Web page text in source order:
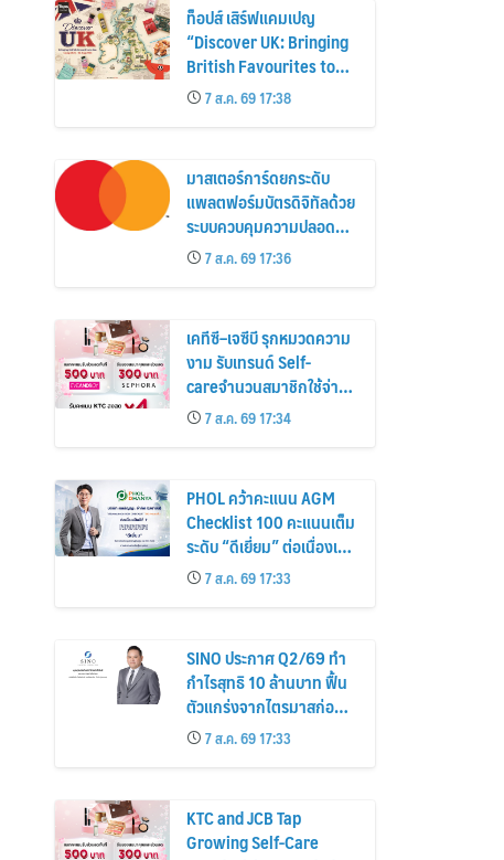
ท็อปส์ เสิร์ฟแคมเปญ
“Discover UK: Bringing
British Favourites to
You” ขนทัพของอร่อยและ
ไอเท็มฮิตจากสหราช
อาณาจักร ส่งตรงถึงมือ
ตั้งแต่วันนี้ – 18 สิงหาคมนี้
7 ส.ค. 69 17:38
มาสเตอร์การ์ดยกระดับ
แพลตฟอร์มบัตรดิจิทัลด้วย
ระบบควบคุมความปลอดภัย
ใหม่7 ส.ค. 69 17:36
เคทีซี–เจซีบี รุกหมวดความ
งาม รับเทรนด์ Self-
careจำนวนสมาชิกใช้จ่าย
หมวดเครื่องสำอางเพิ่ม
26%
7 ส.ค. 69 17:34
PHOL คว้าคะแนน AGM
Checklist 100 คะแนนเต็ม
ระดับ “ดีเยี่ยม” ต่อเนื่องเป็น
ปีที่ 7 ตอกย้ำการดำเนิน
ธุรกิจตามหลักธรรมาภิบาล
โปร่งใส สร้างความเชื่อมั่นผู้
7 ส.ค. 69 17:33
SINO ประกาศ Q2/69 ทำ
กำไรสุทธิ 10 ล้านบาท ฟื้น
ตัวแกร่งจากไตรมาสก่อน
เตรียมจ่ายปันผลระหว่าง
กาล 0.014423 บาทต่อหุ้น
ครึ่งปีหลังมุ่งเติบโตต่อเนื่อง
7 ส.ค. 69 17:33
KTC and JCB Tap
Growing Self-Care